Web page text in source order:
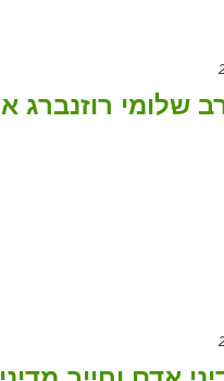
שלומי רוזנברג